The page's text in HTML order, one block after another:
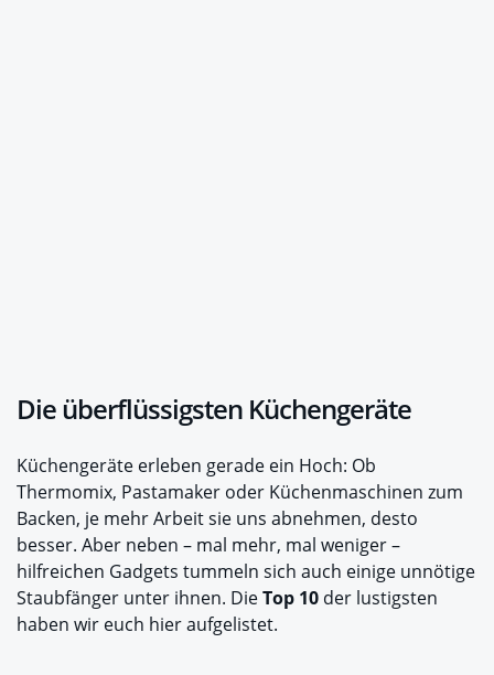
Die überflüssigsten Küchengeräte
Küchengeräte erleben gerade ein Hoch: Ob
Thermomix, Pastamaker oder Küchenmaschinen zum
Backen, je mehr Arbeit sie uns abnehmen, desto
besser. Aber neben – mal mehr, mal weniger –
hilfreichen Gadgets tummeln sich auch einige unnötige
Staubfänger unter ihnen. DieTop 10 der lustigsten
haben wir euch hier aufgelistet.